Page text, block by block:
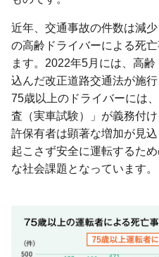
近年、交通事故の件数は減
の高齢ドライバーによる死
ます。2022年5月には、高
込んだ改正道路交通法が施
75歳以上のドライバーには
査（実車試験）」が義務付
許保有者は顕著な増加が見
起こさず安全に運転するた
な社会課題となっています。